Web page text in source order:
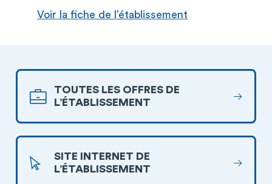
Voir la fiche de l’établissement
TOUTES LES OFFRES DE
L’ÉTABLISSEMENT
SITE INTERNET DE
L’ÉTABLISSEMENT